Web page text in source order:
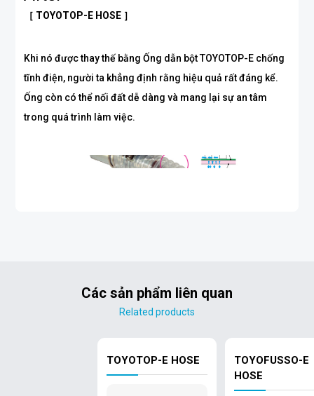
［ TOYOTOP-E HOSE ］
Khi nó được thay thế bằng Ống dẫn bột TOYOTOP-E chống
tĩnh điện, người ta khẳng định rằng hiệu quả rất đáng kể.
Ống còn có thể nối đất dễ dàng và mang lại sự an tâm
trong quá trình làm việc.